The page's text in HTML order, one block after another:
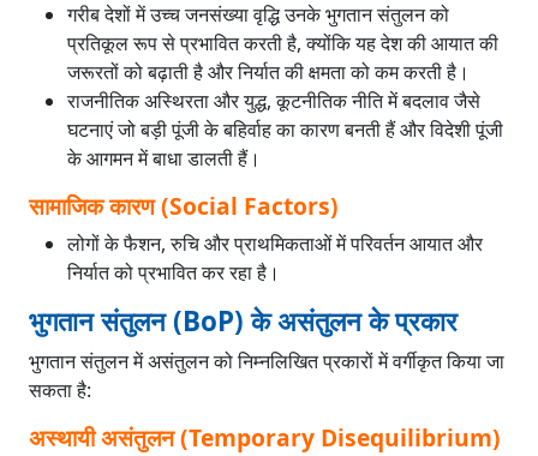
गरीब देशों में उच्च जनसंख्या वृद्धि उनके भुगतान संतुलन को
प्रतिकूल रूप से प्रभावित करती है, क्योंकि यह देश की आयात की
जरूरतों को बढ़ाती है और निर्यात की क्षमता को कम करती है।
राजनीतिक अस्थिरता और युद्ध, कूटनीतिक नीति में बदलाव जैसे
घटनाएं जो बड़ी पूंजी के बहिर्वाह का कारण बनती हैं और विदेशी पूंजी
के आगमन में बाधा डालती हैं।
सामाजिक कारण (Social Factors)
लोगों के फैशन, रुचि और प्राथमिकताओं में परिवर्तन आयात और
निर्यात को प्रभावित कर रहा है।
भुगतान संतुलन (BoP) के असंतुलन के प्रकार
भुगतान संतुलन में असंतुलन को निम्नलिखित प्रकारों में वर्गीकृत किया जा
सकता है:
अस्थायी असंतुलन (Temporary Disequilibrium)